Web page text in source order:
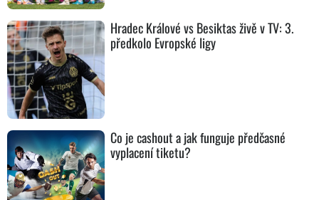
Hradec Králové vs Besiktas živě v TV: 3.
předkolo Evropské ligy
Co je cashout a jak funguje předčasné
vyplacení tiketu?